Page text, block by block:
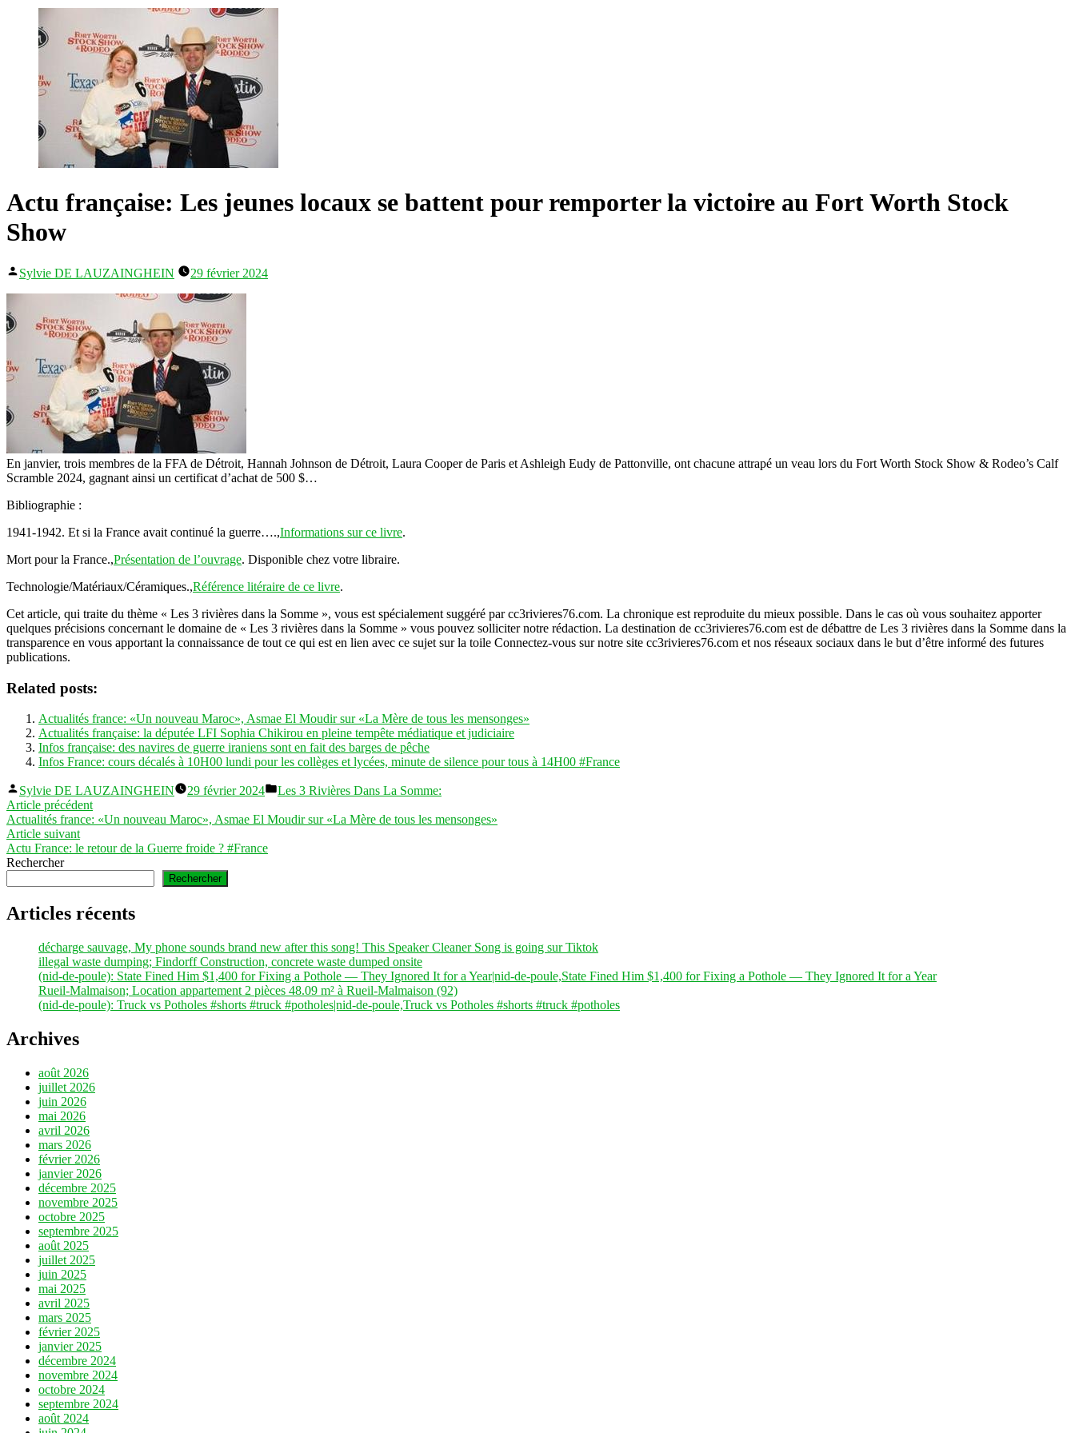
Actu française: Les jeunes locaux se battent pour remporter la victoire au Fort Worth Stock
Show
Publié
Sylvie DE LAUZAINGHEIN 29 février 2024
En janvier, trois membres de la FFA de Détroit, Hannah Johnson de Détroit, Laura Cooper de Paris et Ashleigh Eudy de Pattonville, ont chacune attrapé un veau lors du Fort Worth Stock Show & Rodeo’s Calf
Scramble 2024, gagnant ainsi un certificat d’achat de 500 $…
Bibliographie :
1941-1942. Et si la France avait continué la guerre….,Informations sur ce livre.
Mort pour la France.,Présentation de l’ouvrage. Disponible chez votre libraire.
Technologie/Matériaux/Céramiques.,Référence litéraire de ce livre.
Cet article, qui traite du thème « Les 3 rivières dans la Somme », vous est spécialement suggéré par cc3rivieres76.com. La chronique est reproduite du mieux possible. Dans le cas où vous souhaitez apporter
quelques précisions concernant le domaine de « Les 3 rivières dans la Somme » vous pouvez solliciter notre rédaction. La destination de cc3rivieres76.com est de débattre de Les 3 rivières dans la Somme dans la
transparence en vous apportant la connaissance de tout ce qui est en lien avec ce sujet sur la toile Connectez-vous sur notre site cc3rivieres76.com et nos réseaux sociaux dans le but d’être informé des futures
publications.
Related posts:
Actualités france: «Un nouveau Maroc», Asmae El Moudir sur «La Mère de tous les mensonges»
Actualités française: la députée LFI Sophia Chikirou en pleine tempête médiatique et judiciaire
Infos française: des navires de guerre iraniens sont en fait des barges de pêche
Infos France: cours décalés à 10H00 lundi pour les collèges et lycées, minute de silence pour tous à 14H00 #France
Publié
par
Sylvie DE LAUZAINGHEIN 29 février 2024
Publié
Les 3 Rivières Dans La Somme:
Navigation
de
l’article
Article précédentArticle
précédent :
Actualités france: «Un nouveau Maroc», Asmae El Moudir sur «La Mère de tous les mensonges»
Article suivantArticle
suivant :
Actu France: le retour de la Guerre froide ? #France
Rechercher
Rechercher
Articles récents
décharge sauvage, My phone sounds brand new after this song! This Speaker Cleaner Song is going sur Tiktok
illegal waste dumping; Findorff Construction, concrete waste dumped onsite
(nid-de-poule): State Fined Him $1,400 for Fixing a Pothole — They Ignored It for a Year|nid-de-poule,State Fined Him $1,400 for Fixing a Pothole — They Ignored It for a Year
Rueil-Malmaison; Location appartement 2 pièces 48.09 m² à Rueil-Malmaison (92)
(nid-de-poule): Truck vs Potholes #shorts #truck #potholes|nid-de-poule,Truck vs Potholes #shorts #truck #potholes
Archives
août 2026
juillet 2026
juin 2026
mai 2026
avril 2026
mars 2026
février 2026
janvier 2026
décembre 2025
novembre 2025
octobre 2025
septembre 2025
août 2025
juillet 2025
juin 2025
mai 2025
avril 2025
mars 2025
février 2025
janvier 2025
décembre 2024
novembre 2024
octobre 2024
septembre 2024
août 2024